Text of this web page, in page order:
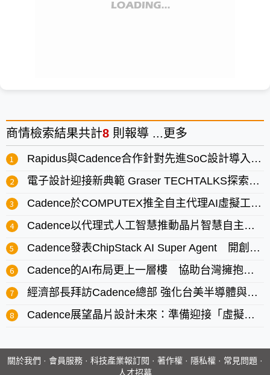
商情檢索結果共計8 則報導 ... 更多
Rapidus與Cadence合作針對先進SoC設計導入Agentic AI
電子設計迎接新典範 Graser TECHTALKS探索AI串聯全流程
Cadence於COMPUTEX推全自主代理AI虛擬工程師
Cadence以代理式人工智慧推動晶片智慧自主設計的普及
Cadence發表ChipStack AI Super Agent 開創晶片設計驗證新紀元
Cadence的AI布局更上一層樓 協助台灣擁抱爆發式成長
經濟部長拜訪Cadence總部 強化台美半導體與AI設計合作
Cadence展望晶片設計未來：準備迎接「虛擬工程師」時代！
關於我們 · 會員服務 · 科技產業報訂閱 · 著作權 · 隱私權 · 常見問題 ·
人才招募